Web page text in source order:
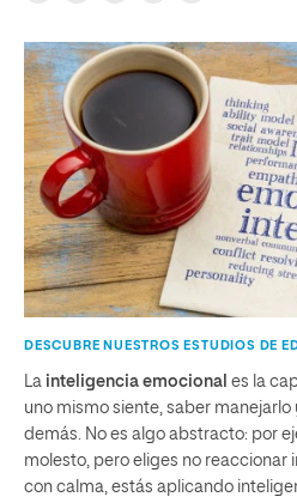
DESCUBRE NUESTROS ESTUDIOS DE
La inteligencia emocional es la
uno mismo siente, saber
demás. No es algo abstracto: por
molesto, pero eliges no reaccionar
con calma, estás aplicando